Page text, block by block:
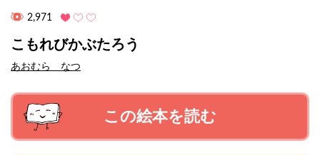
2,971
こもれびかぶたろう
あおむら なつ
この絵本を読む